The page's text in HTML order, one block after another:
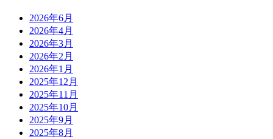
2026年6月
2026年4月
2026年3月
2026年2月
2026年1月
2025年12月
2025年11月
2025年10月
2025年9月
2025年8月